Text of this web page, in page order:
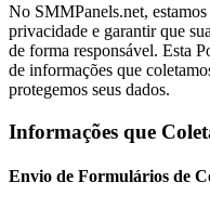
No SMMPanels.net,
privacidade e garantir que
de forma responsável. Esta
de informações que
protegemos seus dados.
Informações que
Envio de Formulários de